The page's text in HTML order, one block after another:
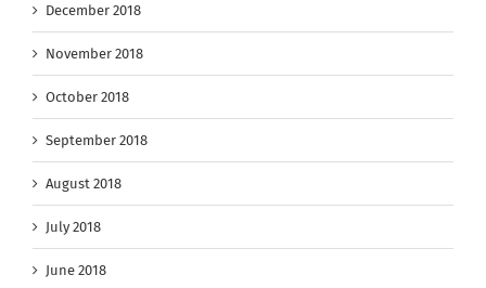
December 2018
November 2018
October 2018
September 2018
August 2018
July 2018
June 2018